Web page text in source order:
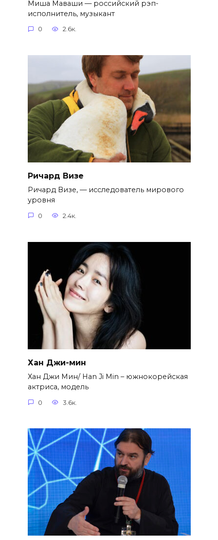
Миша Маваши — российский рэп-
исполнитель, музыкант
0 2.6к.
Ричард Визе
Ричард Визе, — исследователь мирового
уровня
0 2.4к.
Хан Джи-мин
Хан Джи Мин/ Han Ji Min – южнокорейская
актриса, модель
0 3.6к.